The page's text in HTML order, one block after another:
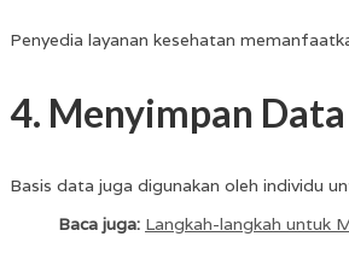
Penyedia layanan kesehatan
4. Menyimpan
Basis data juga digunakan oleh individu
Baca juga: Langkah-langkah untuk